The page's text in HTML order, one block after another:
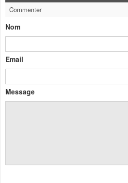
Commenter
Nom
Email
Message